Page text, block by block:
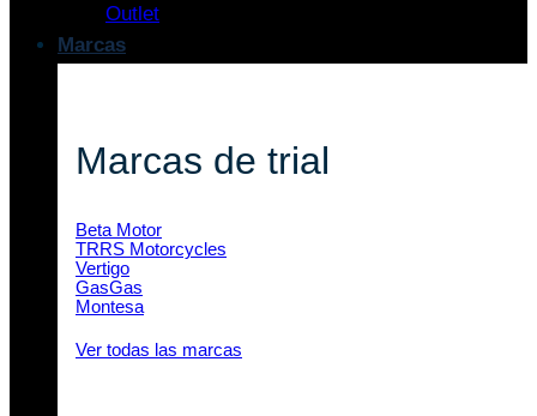
Outlet
Marcas
Marcas de trial
Beta Motor
TRRS Motorcycles
Vertigo
GasGas
Montesa
Ver todas las marcas